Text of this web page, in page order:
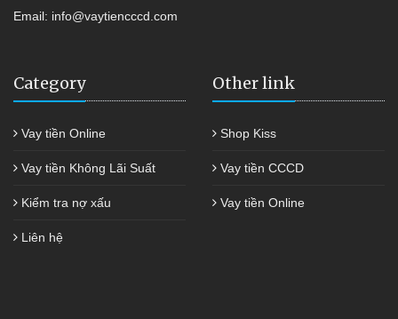
Email: info@vaytiencccd.com
Category
Vay tiền Online
Vay tiền Không Lãi Suất
Kiểm tra nợ xấu
Liên hệ
Other link
Shop Kiss
Vay tiền CCCD
Vay tiền Online